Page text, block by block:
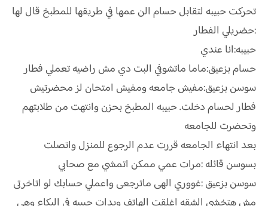
تحركت حبيبه لتقابل حسام الن عمها في طريقها للمطبخ قال لها
:حضريلي الفطار
حبيبه:انا عندي
حسام بزعيق:ماما ماتشوفي البت دي مش راضيه تعملي فطار
سوسن بزعيق:مفيش جامعه ومفيش امتحان لز محضرتيش
فطار لحسام دخلت. حبيبه المطبخ بحزن وانتهت من طلابتهم
وتحضرت للجامعه
بعد انتهاء الجامعه قررت عدم الرجوع للمنزل واتصلت
بسوسن قائله :مرات عمي ممكن اتمشي مع صحابي
سوسن بزعيق :غووري الهى ماترجعى واعملي حسابك لو اتاخرتى